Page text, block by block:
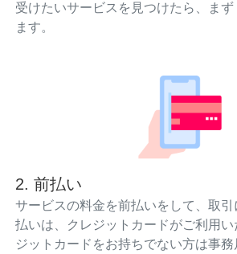
受けたいサービスを見つけたら、ま
ます。
2. 前払い
サービスの料金を前払いをして、取
払いは、クレジットカードがご利用
ジットカードをお持ちでない方は事